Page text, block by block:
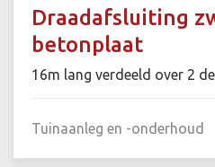
Draadafsluiting
betonplaat
16m lang verdeeld over 2
Tuinaanleg en -onderhoud